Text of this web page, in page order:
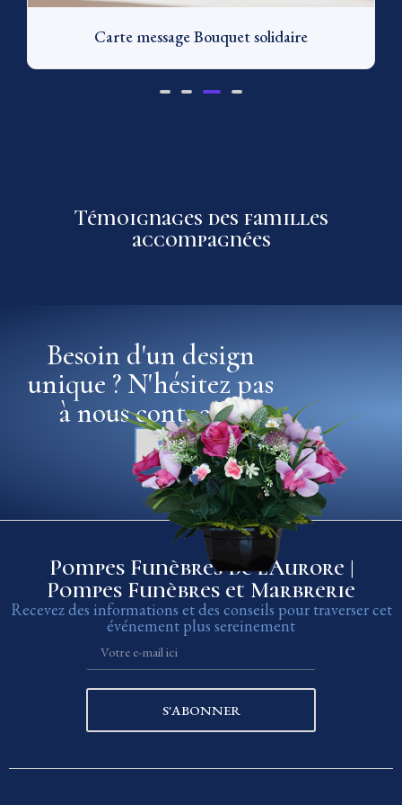
Carte message Bouquet solidaire
Témoignages des familles
accompagnées
Besoin d'un design
unique ? N'hésitez pas
à nous contacter
04 75 37 27 92
Pompes Funèbres de l’Aurore |
Pompes Funèbres et Marbrerie
Recevez des informations et des conseils pour traverser cet
événement plus sereinement
S'ABONNER